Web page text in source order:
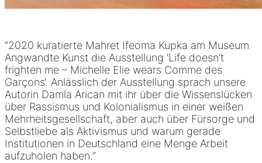
“2020 kuratierte Mahret Ifeoma Kupka am Museum
Angwandte Kunst die Ausstellung ‘Life doesn’t
frighten me – Michelle Elie wears Comme des
Garçons‘. Anlässlich der Ausstellung sprach unsere
Autorin Damla Arican mit ihr über die Wissenslücken
über Rassismus und Kolonialismus in einer weißen
Mehrheitsgesellschaft, aber auch über Fürsorge und
Selbstliebe als Aktivismus und warum gerade
Institutionen in Deutschland eine Menge Arbeit
aufzuholen haben.”